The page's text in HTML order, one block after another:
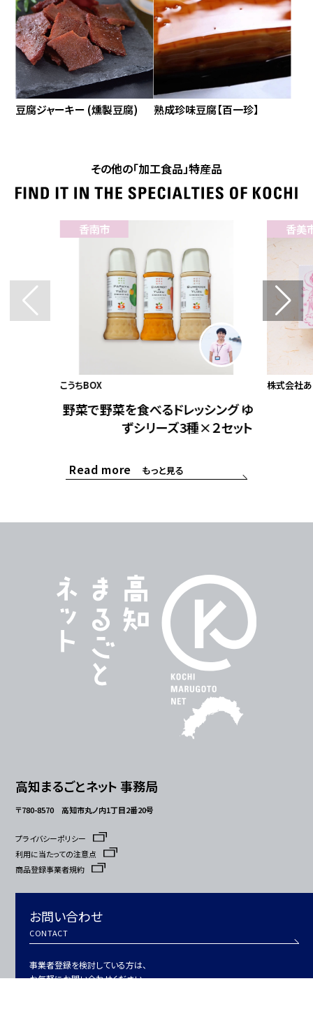
豆腐ジャーキー (燻製豆腐) 熟成珍味豆腐【百一珍】
その他の「加工食品」特産品
香南市
こうちBOX
野菜で野菜を食べるドレッシング ゆ
ずシリーズ3種×２セット
香美
株式会社
Read more もっと見る
高知まるごとネット 事務局
〒780-8570 高知市丸ノ内1丁目2番20号
プライバシーポリシー
利用に当たっての注意点
商品登録事業者規約
お問い合わせ
CONTACT
事業者登録を検討している方は、
お気軽にお問い合わせください。